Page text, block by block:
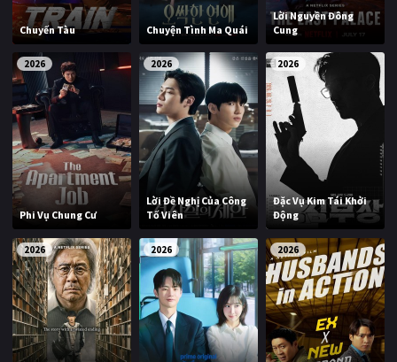
Chuyến Tàu Chuyện Tình Ma Quái
Lời Nguyền Đông
Cung
2026
Phi Vụ Chung Cư
2026
Lời Đề Nghị Của Công
Tố Viên
2026
Đặc Vụ Kim Tái Khởi
Động
2026 2026 2026